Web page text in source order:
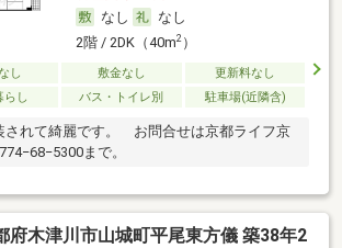
なし
なし
2階 / 2DK（40m2）
し 敷金なし
更新料なし
らし
バス・トイレ別 駐車場(近隣含)
されて綺麗です。 お問合せは京都ライフ京
まで。
府木津川市山城町平尾東方儀 築38年2